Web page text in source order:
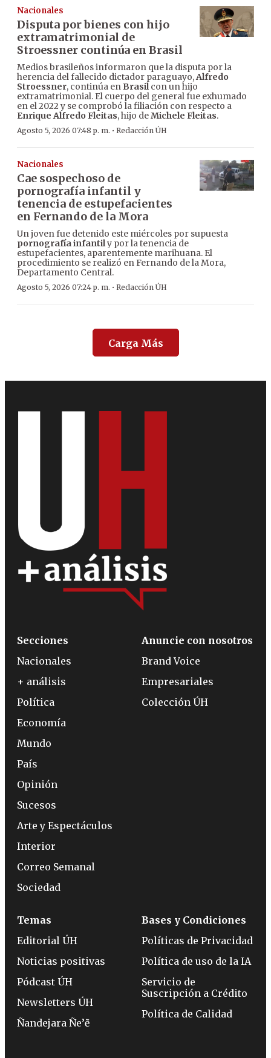
Nacionales
Disputa por bienes con hijo
extramatrimonial de
Stroessner continúa en Brasil
Medios brasileños informaron que la disputa por la
herencia del fallecido dictador paraguayo,Alfredo
Stroessner, continúa en Brasilcon un hijo
extramatrimonial. El cuerpo del general fue exhumado
en el 2022 y se comprobó la filiación con respecto a
Enrique Alfredo Fleitas, hijo deMichele Fleitas.
Agosto 5, 2026 07:48 p. m. · Redacción ÚH
Nacionales
Cae sospechoso de
pornografía infantil y
tenencia de estupefacientes
en Fernando de la Mora
Un joven fue detenido este miércoles por supuesta
pornografía infantily por la tenencia de
estupefacientes, aparentemente marihuana. El
procedimiento se realizó en Fernando de la Mora,
Departamento Central.
Agosto 5, 2026 07:24 p. m. · Redacción ÚH
Carga Más
Secciones
Nacionales
+ análisis
Política
Economía
Mundo
País
Opinión
Sucesos
Arte y Espectáculos
Interior
Correo Semanal
Sociedad
Anuncie con nosotros
Brand Voice
Empresariales
Colección ÚH
Temas
Editorial ÚH
Noticias positivas
Pódcast ÚH
Newsletters ÚH
Ñandejara Ñe’ẽ
Bases y Condiciones
Políticas de Privacidad
Política de uso de la IA
Servicio de
Suscripción a Crédito
Política de Calidad